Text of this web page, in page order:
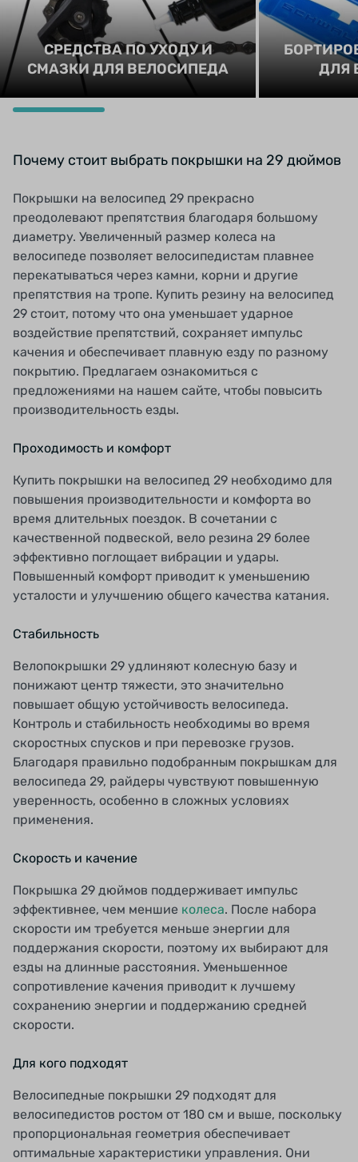
СРЕДСТВА ПО УХОДУ И
СМАЗКИ ДЛЯ ВЕЛОСИПЕДА
ДЛЯ
Почему стоит выбрать покрышки на 29 дюймов
Покрышки на велосипед 29 прекрасно
преодолевают препятствия благодаря большому
диаметру. Увеличенный размер колеса на
велосипеде позволяет велосипедистам плавнее
перекатываться через камни, корни и другие
препятствия на тропе. Купить резину на велосипед
29 стоит, потому что она уменьшает ударное
воздействие препятствий, сохраняет импульс
качения и обеспечивает плавную езду по разному
покрытию. Предлагаем ознакомиться с
предложениями на нашем сайте, чтобы повысить
производительность езды.
Проходимость и комфорт
Купить покрышки на велосипед 29 необходимо для
повышения производительности и комфорта во
время длительных поездок. В сочетании с
качественной подвеской, вело резина 29 более
эффективно поглощает вибрации и удары.
Повышенный комфорт приводит к уменьшению
усталости и улучшению общего качества катания.
Стабильность
Велопокрышки 29 удлиняют колесную базу и
понижают центр тяжести, это значительно
повышает общую устойчивость велосипеда.
Контроль и стабильность необходимы во время
скоростных спусков и при перевозке грузов.
Благодаря правильно подобранным покрышкам для
велосипеда 29, райдеры чувствуют повышенную
уверенность, особенно в сложных условиях
применения.
Скорость и качение
Покрышка 29 дюймов поддерживает импульс
эффективнее, чем меншие колеса. После набора
скорости им требуется меньше энергии для
поддержания скорости, поэтому их выбирают для
езды на длинные расстояния. Уменьшенное
сопротивление качения приводит к лучшему
сохранению энергии и поддержанию средней
скорости.
Для кого подходят
Велосипедные покрышки 29 подходят для
велосипедистов ростом от 180 см и выше, поскольку
пропорциональная геометрия обеспечивает
оптимальные характеристики управления. Они